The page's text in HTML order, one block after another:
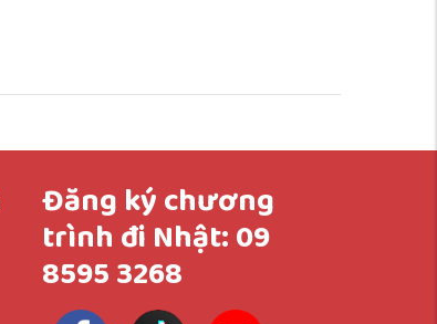
Đăng ký chương
trình đi Nhật: 09
8595 3268